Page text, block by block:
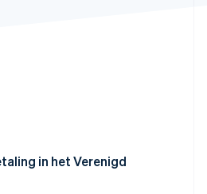
in het Verenigd